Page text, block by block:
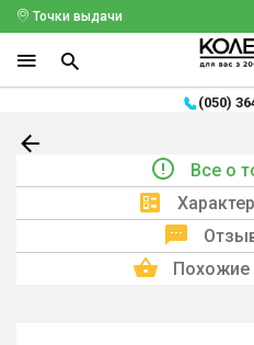
Точки выдачи
(050)
Все о
Похожие